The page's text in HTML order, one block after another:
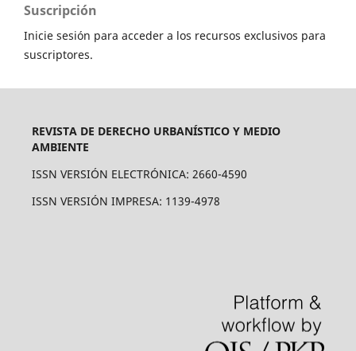
Suscripción
Inicie sesión para acceder a los recursos exclusivos para
suscriptores.
REVISTA DE DERECHO URBANÍSTICO Y MEDIO
AMBIENTE
ISSN VERSIÓN ELECTRÓNICA: 2660-4590
ISSN VERSIÓN IMPRESA: 1139-4978